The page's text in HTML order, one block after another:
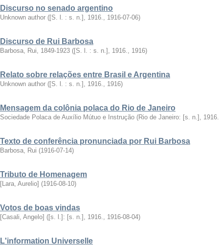
Discurso no senado argentino
Unknown author ([S. l. : s. n.], 1916., 1916-07-06)
Discurso de Rui Barbosa
Barbosa, Rui, 1849-1923 ([S. l. : s. n.], 1916., 1916)
Relato sobre relações entre Brasil e Argentina
Unknown author ([S. l. : s. n.], 1916., 1916)
Mensagem da colônia polaca do Rio de Janeiro
Sociedade Polaca de Auxílio Mútuo e Instrução (Rio de Janeiro: [s. n.], 1916.
Texto de conferência pronunciada por Rui Barbosa
Barbosa, Rui (1916-07-14)
Tributo de Homenagem
[Lara, Aurelio] (1916-08-10)
Votos de boas vindas
[Casali, Angelo] ([s. l.]: [s. n.], 1916., 1916-08-04)
L'information Universelle